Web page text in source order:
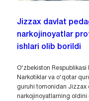
Jizzax davlat
narkojinoyatlar
ishlari olib borildi
O‘zbekiston
Narkotiklar va o‘qotar
guruhi tomonidan Jizzax
narkojinoyatlarning oldini